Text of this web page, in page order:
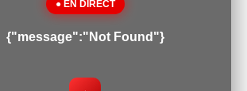
● EN DIRECT
{"message":"Not Found"}